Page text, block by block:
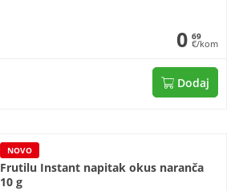
0 69
€/kom
Dodaj
NOVO
Frutilu Instant napitak okus naranča
10 g